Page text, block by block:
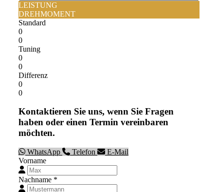
LEISTUNG
DREHMOMENT
Standard
0
0
Tuning
0
0
Differenz
0
0
Kontaktieren Sie uns, wenn Sie Fragen
haben oder einen Termin vereinbaren
möchten.
WhatsApp Telefon
E-Mail
Vorname
Nachname *